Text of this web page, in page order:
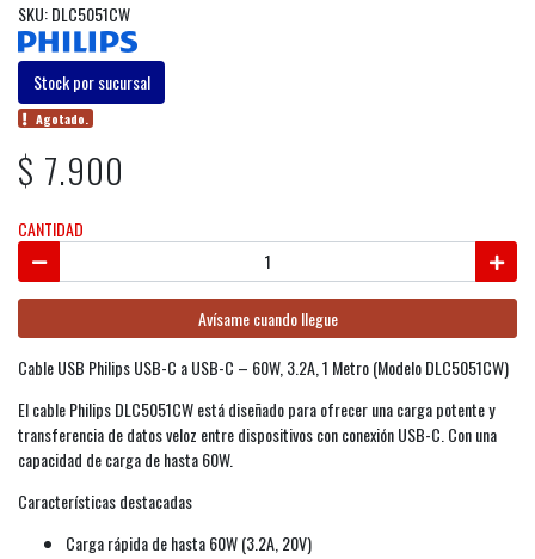
SKU: DLC5051CW
Stock por sucursal
Agotado.
$ 7.900
CANTIDAD
Avísame cuando llegue
Cable USB Philips USB-C a USB-C – 60W, 3.2A, 1 Metro (Modelo DLC5051CW)
El cable Philips DLC5051CW está diseñado para ofrecer una carga potente y
transferencia de datos veloz entre dispositivos con conexión USB-C. Con una
capacidad de carga de hasta 60W.
Características destacadas
Carga rápida de hasta 60W (3.2A, 20V)